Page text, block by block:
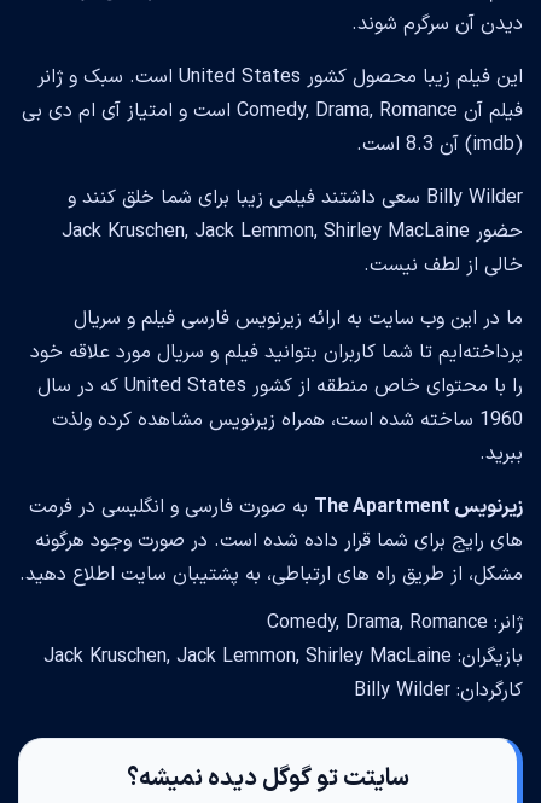
دیدن آن سرگرم شوند.
این فیلم زیبا محصول کشور United States است. سبک و ژانر
فیلم آن Comedy, Drama, Romance است و امتیاز آی ام دی بی
(imdb) آن 8.3 است.
Billy Wilder سعی داشتند فیلمی زیبا برای شما خلق کنند و
حضور Jack Kruschen, Jack Lemmon, Shirley MacLaine
خالی از لطف نیست.
ما در این وب سایت به ارائه زیرنویس فارسی فیلم و سریال
پرداخته‌ایم تا شما کاربران بتوانید فیلم و سریال مورد علاقه خود
را با محتوای خاص منطقه از کشور United States که در سال
1960 ساخته شده است، همراه زیرنویس مشاهده کرده ولذت
ببرید.
زیرنویس The Apartment
به صورت فارسی و انگلیسی در فرمت
های رایج برای شما قرار داده شده است. در صورت وجود هرگونه
مشکل، از طریق راه های ارتباطی، به پشتیبان سایت اطلاع دهید.
ژانر: Comedy, Drama, Romance
بازیگران: Jack Kruschen, Jack Lemmon, Shirley MacLaine
کارگردان: Billy Wilder
سایتت تو گوگل دیده نمیشه؟